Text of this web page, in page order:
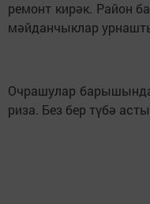
ремонт кирәк. Район
мәйданчыклар
Очрашулар
риза. Без бер түбә